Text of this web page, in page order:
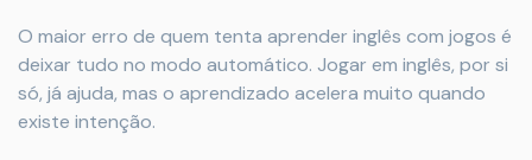
O maior erro de quem tenta aprender inglês com jogos é
deixar tudo no modo automático. Jogar em inglês, por si
só, já ajuda, mas o aprendizado acelera muito quando
existe intenção.